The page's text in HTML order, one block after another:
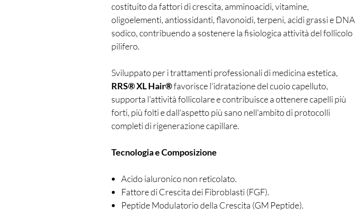
costituito da fattori di crescita, amminoacidi, vitamine,
oligoelementi, antiossidanti, flavonoidi, terpeni, acidi grassi e DNA
sodico, contribuendo a sostenere la fisiologica attività del follicolo
pilifero.
Sviluppato per i trattamenti professionali di medicina estetica,
RRS® XL Hair®favorisce l'idratazione del cuoio capelluto,
supporta l'attività follicolare e contribuisce a ottenere capelli più
forti, più folti e dall'aspetto più sano nell'ambito di protocolli
completi di rigenerazione capillare.
Tecnologia e Composizione
Acido ialuronico non reticolato.
Fattore di Crescita dei Fibroblasti (FGF).
Peptide Modulatorio della Crescita (GM Peptide).